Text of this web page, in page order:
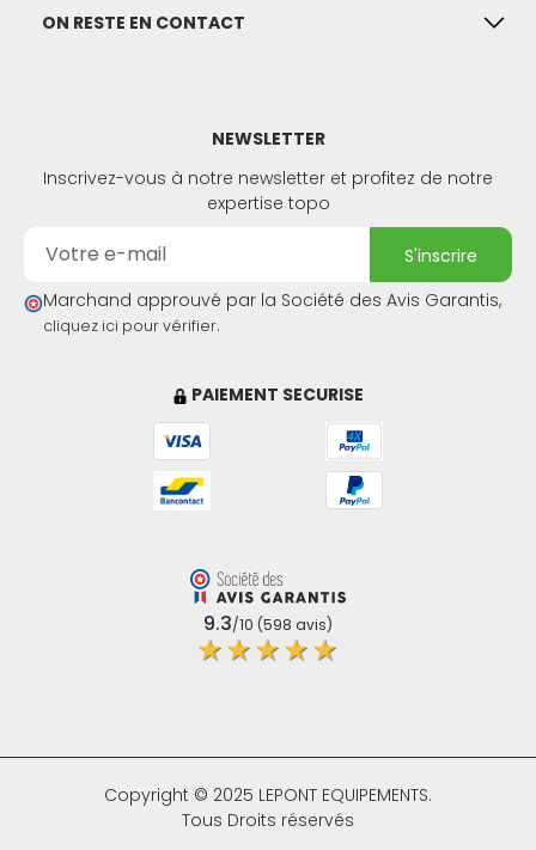
(1 avis)
ON RESTE EN CONTACT
PAIEMENT SECURISE
9.3/10 (598 avis)
★★★★★
NEWSLETTER
Inscrivez-vous à notre newsletter et profitez de notre
expertise topo
s'inscrire
Marchand approuvé par la Société des Avis Garantis,
cliquez ici pour vérifier.
Copyright © 2025 LEPONT EQUIPEMENTS.
Tous Droits réservés